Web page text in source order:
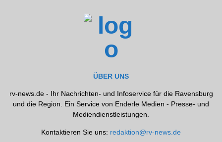
ÜBER UNS
rv-news.de - Ihr Nachrichten- und Infoservice für die Ravensburg
und die Region. Ein Service von Enderle Medien - Presse- und
Mediendienstleistungen.
Kontaktieren Sie uns: redaktion@rv-news.de